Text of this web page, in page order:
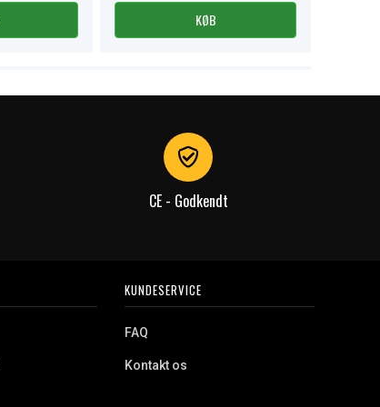
KØB
CE - Godkendt
KUNDESERVICE
FAQ
Kontakt os